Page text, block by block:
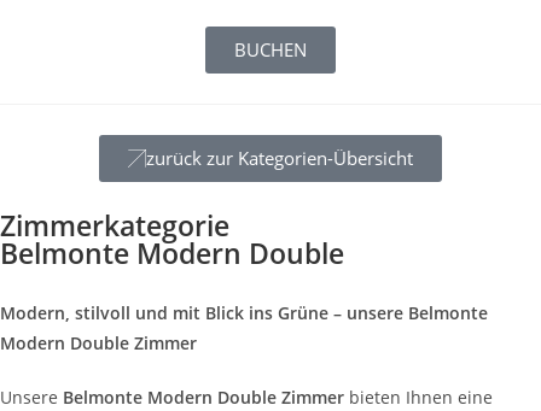
BUCHEN
zurück zur Kategorien-Übersicht
Zimmerkategorie
Belmonte Modern Double
Modern, stilvoll und mit Blick ins Grüne – unsere Belmonte
Modern Double Zimmer
Unsere Belmonte Modern Double Zimmer bieten Ihnen eine